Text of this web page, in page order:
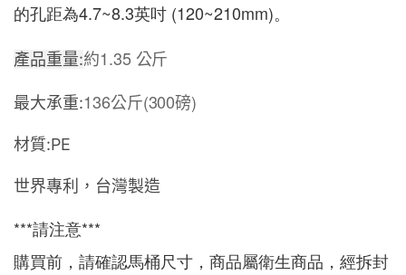
的孔距為4.7~8.3英吋 (120~210mm)。
產品重量:約1.35 公斤
最大承重:136公斤(300磅)
材質:PE
世界專利，台灣製造
***請注意***
購買前，請確認馬桶尺寸，商品屬衛生商品，經拆封